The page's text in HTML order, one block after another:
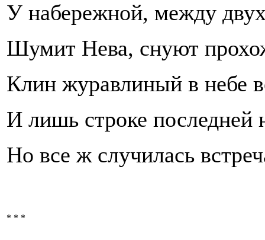
У набережной, между
Шумит Нева, снуют
Клин журавлиный в небе
И лишь строке последней
Но все ж случилась
* * *